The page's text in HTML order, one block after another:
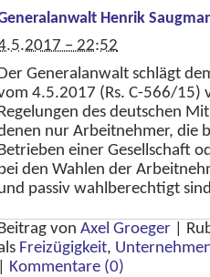
Henrik
– 22:52
Der Generalanwalt schlägt
4.5.2017 (Rs. C-566/15)
Regelungen des deutschen
nur Arbeitnehmer, die
Betrieben einer Gesellschaft
bei den Wahlen der
passiv wahlberechtigt
Beitrag von Axel Groeger
Freizügigkeit,
Kommentare (0)